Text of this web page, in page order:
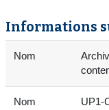
Informations
Nom
Nom
UP1-